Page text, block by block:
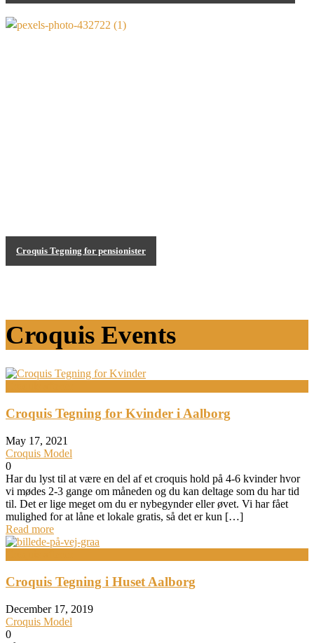
Croquis aftener
Croquis Tegning for pensionister
Croquis Events
Croquis Tegning for Kvinder i Aalborg
May 17, 2021
Croquis Model
0
Har du lyst til at være en del af et croquis hold på 4-6 kvinder hvor
vi mødes 2-3 gange om måneden og du kan deltage som du har tid
til. Det er lige meget om du er nybegynder eller øvet. Vi har fået
mulighed for at låne et lokale gratis, så det er kun […]
Read more
Croquis Tegning i Huset Aalborg
December 17, 2019
Croquis Model
0